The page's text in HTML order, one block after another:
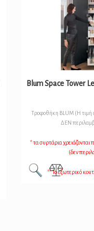
Blum Space Tower
Τροφοθήκη BLUM (Η τιμή
ΔΕΝ
* τα συρτάρια χρειάζονται
(δεν
** Το εξωτερικό